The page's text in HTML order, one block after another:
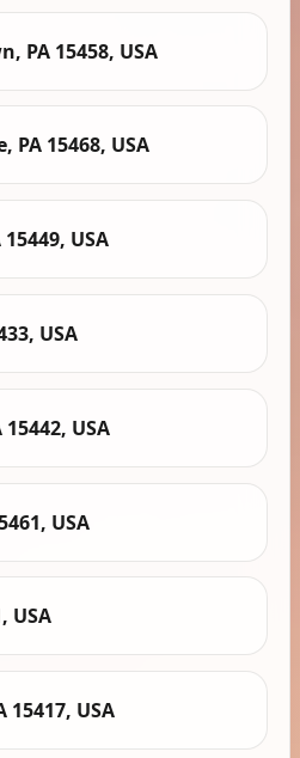
PA 15458, USA
PA 15468, USA
USA
USA
USA
USA
USA
USA